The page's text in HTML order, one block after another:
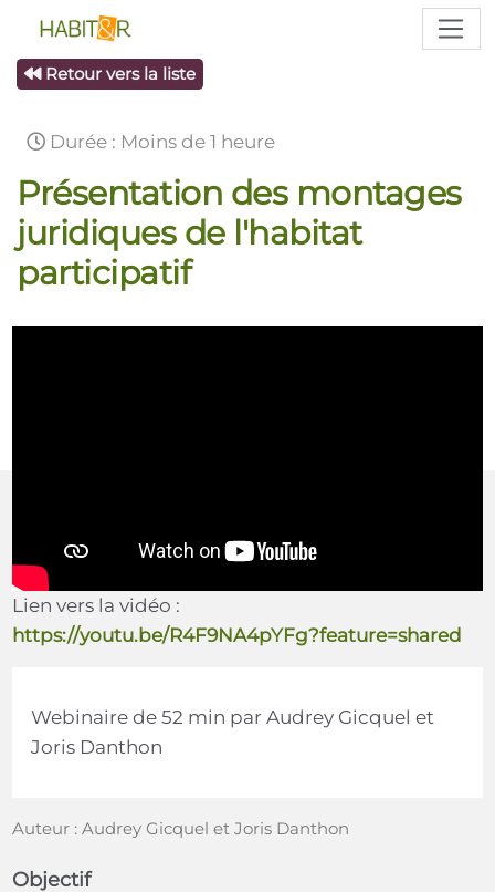
Retour vers la liste
Durée : Moins de 1 heure
Présentation des montages
juridiques de l'habitat
participatif
Lien vers la vidéo :
https://youtu.be/R4F9NA4pYFg?feature=shared
Webinaire de 52 min par Audrey Gicquel et
Joris Danthon
Auteur : Audrey Gicquel et Joris Danthon
Objectif